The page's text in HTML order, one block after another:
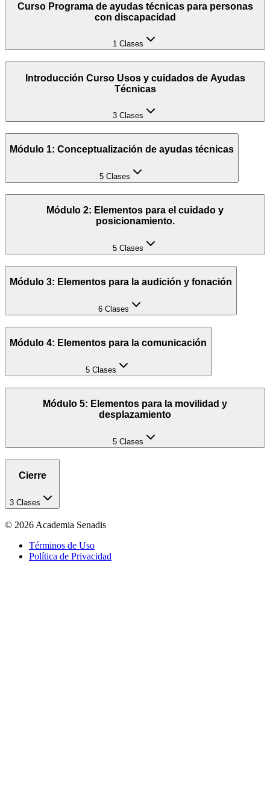
Curso Programa de ayudas técnicas para personas
con discapacidad
1 Clases
Introducción Curso Usos y cuidados de Ayudas
Técnicas
3 Clases
Módulo 1: Conceptualización de ayudas técnicas
5 Clases
Módulo 2: Elementos para el cuidado y
posicionamiento.
5 Clases
Módulo 3: Elementos para la audición y fonación
6 Clases
Módulo 4: Elementos para la comunicación
5 Clases
Módulo 5: Elementos para la movilidad y
desplazamiento
5 Clases
Cierre
3 Clases
© 2026 Academia Senadis
Términos de Uso
Política de Privacidad